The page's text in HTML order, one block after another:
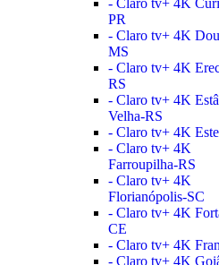
- Claro tv+ 4K
PR
- Claro tv+ 4K
MS
- Claro tv+ 4K
RS
- Claro tv+ 4K
Velha-RS
- Claro tv+ 4K
- Claro tv+ 4K
Farroupilha-RS
- Claro tv+ 4K
Florianópolis-SC
- Claro tv+ 4K
CE
- Claro tv+ 4K
- Claro tv+ 4K